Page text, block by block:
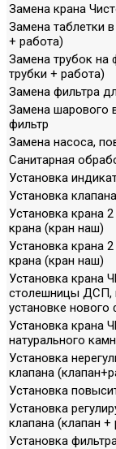
Замена крана
Замена таблетки
+ работа)
Замена трубок на
трубки + работа)
Замена фильтра
Замена шарового
фильтр
Замена насоса,
Санитарная
Установка
Установка
Установка крана
крана (кран наш)
Установка крана
крана (кран наш)
Установка крана
столешницы ДСП,
установке нового
Установка крана
натурального
Установка
клапана
Установка
Установка
клапана (клапан +
Установка